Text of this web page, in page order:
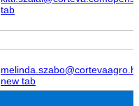
tab
new tab